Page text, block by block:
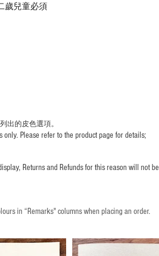
歲兒童必須
出的皮色選項。
Please refer to the product page for details;
Returns and Refunds for this reason will not be
in “Remarks" columns when placing an order.